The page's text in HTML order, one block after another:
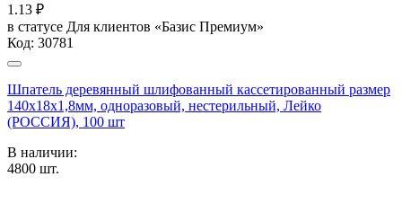
1.13 ₽
в статусе Для клиентов «Базис Премиум»
Код: 30781
Шпатель деревянный шлифованный кассетированный размер
140х18х1,8мм, одноразовый, нестерильный, Лейко
(РОССИЯ), 100 шт
В наличии:
4800 шт.